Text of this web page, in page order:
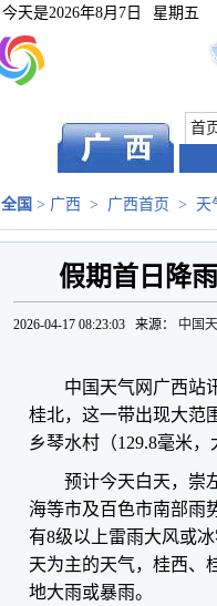
今天是2026年8月7日 星期五
首
全国 > 广西 > 广西首页 > 天
假期首日降
2026-04-17 08:23:03 来源： 中国
中国天气网广西站
桂北，这一带出现大范
乡琴水村（129.8毫米，
预计今天白天，崇
海等市及百色市南部雨
有8级以上雷雨大风或
天为主的天气，桂西、
地大雨或暴雨。